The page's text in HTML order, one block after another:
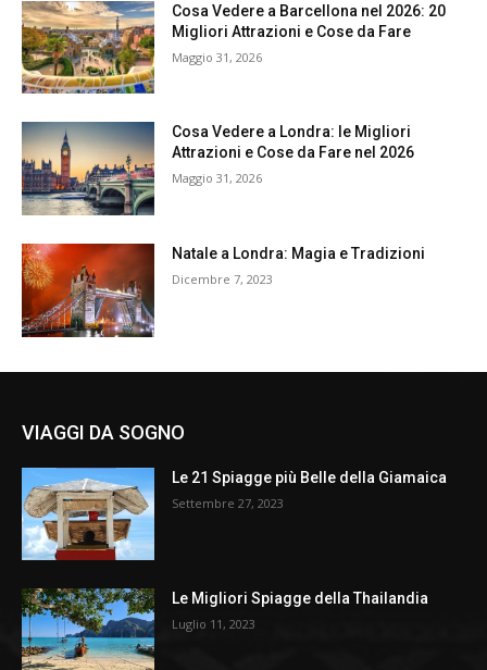
Cosa Vedere a Barcellona nel 2026: 20
Migliori Attrazioni e Cose da Fare
Maggio 31, 2026
Cosa Vedere a Londra: le Migliori
Attrazioni e Cose da Fare nel 2026
Maggio 31, 2026
Natale a Londra: Magia e Tradizioni
Dicembre 7, 2023
VIAGGI DA SOGNO
Le 21 Spiagge più Belle della Giamaica
Settembre 27, 2023
Le Migliori Spiagge della Thailandia
Luglio 11, 2023